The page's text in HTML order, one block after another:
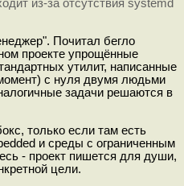
из-за отсутствия systemd
Почитал бегло
проекте упрощённые
утилит, написанные
с нуля двумя людьми
задачи решаются в
только если там есть
и среды с ограниченным
- проект пишется для души,
цели.